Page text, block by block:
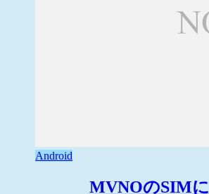
Android
MVNOのSIMに